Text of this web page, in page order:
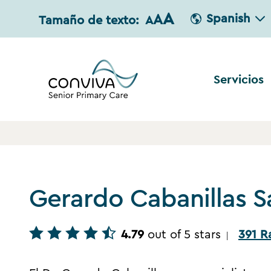
Tamaño de texto: AAA Spanish
Servicios
Gerardo Cabanillas
4.79 out of 5 stars 391